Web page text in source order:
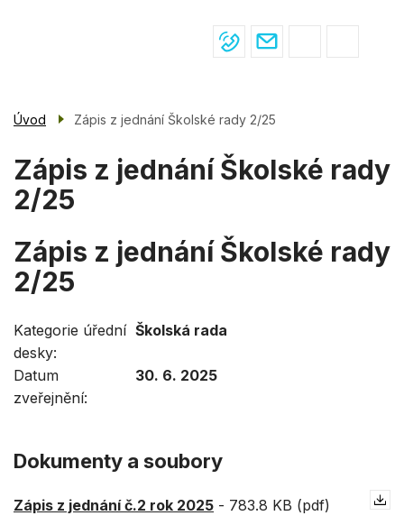
ÚŘEDNÍ DESKA
KONTAKTY
Úvod Zápis z jednání Školské rady 2/25
Zápis z jednání Školské rady
2/25
Zápis z jednání Školské rady
2/25
Kategorie úřední
desky
Školská rada
Datum
zveřejnění
30. 6. 2025
Dokumenty a soubory
Zápis z jednání č.2 rok 2025 - 783.8 KB (pdf)